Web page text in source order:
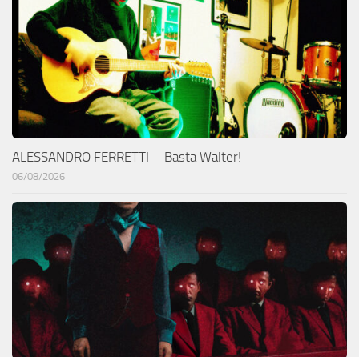
ALESSANDRO FERRETTI – Basta Walter!
06/08/2026